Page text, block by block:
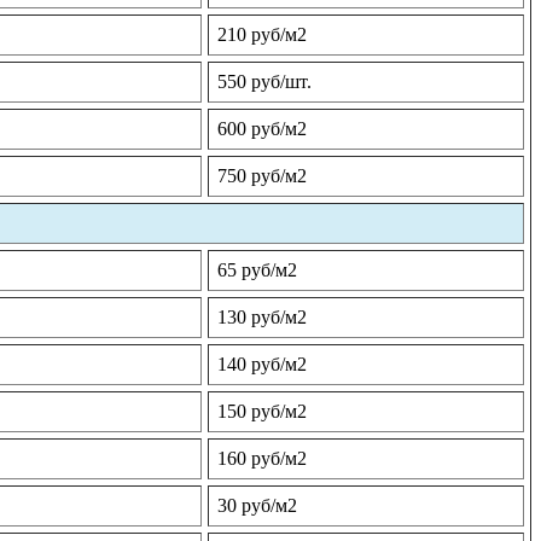
210 руб/м2
550 руб/шт.
600 руб/м2
750 руб/м2
65 руб/м2
130 руб/м2
140 руб/м2
150 руб/м2
160 руб/м2
30 руб/м2